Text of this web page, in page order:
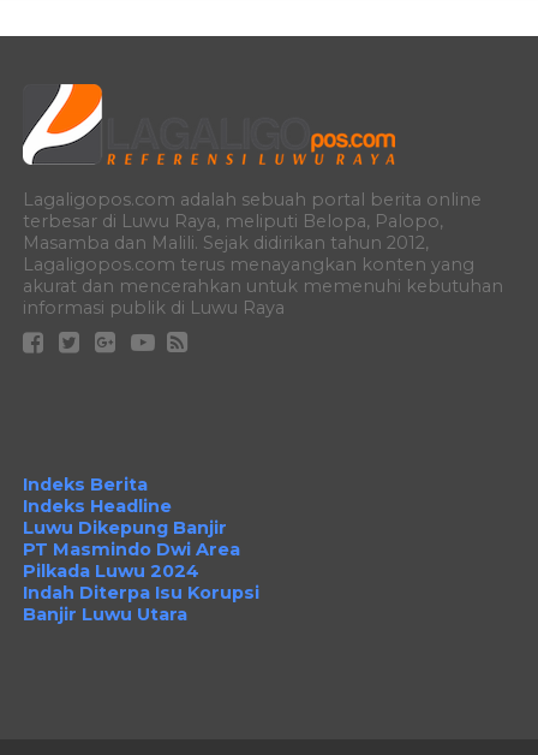
Lagaligopos.com adalah sebuah portal berita online
terbesar di Luwu Raya, meliputi Belopa, Palopo,
Masamba dan Malili. Sejak didirikan tahun 2012,
Lagaligopos.com terus menayangkan konten yang
akurat dan mencerahkan untuk memenuhi kebutuhan
informasi publik di Luwu Raya
Indeks Berita
Indeks Headline
Luwu Dikepung Banjir
PT Masmindo Dwi Area
Pilkada Luwu 2024
Indah Diterpa Isu Korupsi
Banjir Luwu Utara